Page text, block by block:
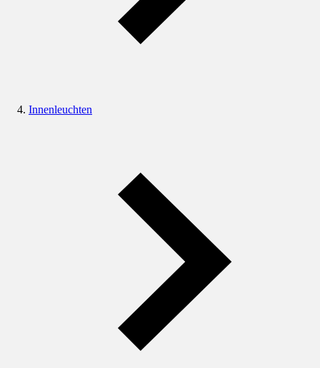
Innenleuchten